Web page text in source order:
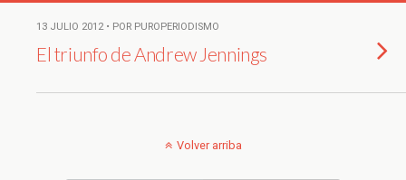
13 JULIO 2012 • POR PUROPERIODISMO
El triunfo de Andrew Jennings
Volver arriba